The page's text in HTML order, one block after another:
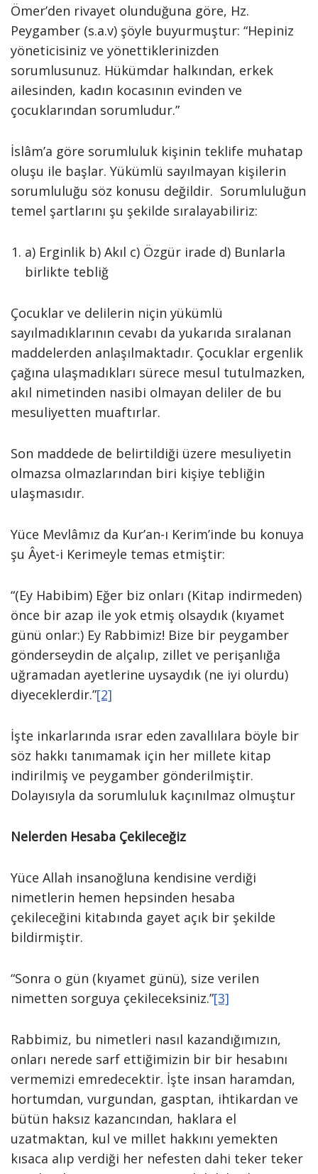
Ömer’den rivayet olunduğuna göre, Hz.
Peygamber (s.a.v) şöyle buyurmuştur: “Hepiniz
yöneticisiniz ve yönettiklerinizden
sorumlusunuz. Hükümdar halkından, erkek
ailesinden, kadın kocasının evinden ve
çocuklarından sorumludur.”
İslâm’a göre sorumluluk kişinin teklife muhatap
oluşu ile başlar. Yükümlü sayılmayan kişilerin
sorumluluğu söz konusu değildir. Sorumluluğun
temel şartlarını şu şekilde sıralayabiliriz:
a) Erginlik b) Akıl c) Özgür irade d) Bunlarla
birlikte tebliğ
Çocuklar ve delilerin niçin yükümlü
sayılmadıklarının cevabı da yukarıda sıralanan
maddelerden anlaşılmaktadır. Çocuklar ergenlik
çağına ulaşmadıkları sürece mesul tutulmazken,
akıl nimetinden nasibi olmayan deliler de bu
mesuliyetten muaftırlar.
Son maddede de belirtildiği üzere mesuliyetin
olmazsa olmazlarından biri kişiye tebliğin
ulaşmasıdır.
Yüce Mevlâmız da Kur’an-ı Kerim’inde bu konuya
şu Âyet-i Kerimeyle temas etmiştir:
“(Ey Habibim) Eğer biz onları (Kitap indirmeden)
önce bir azap ile yok etmiş olsaydık (kıyamet
günü onlar:) Ey Rabbimiz! Bize bir peygamber
gönderseydin de alçalıp, zillet ve perişanlığa
uğramadan ayetlerine uysaydık (ne iyi olurdu)
diyeceklerdir.”[2]
İşte inkarlarında ısrar eden zavallılara böyle bir
söz hakkı tanımamak için her millete kitap
indirilmiş ve peygamber gönderilmiştir.
Dolayısıyla da sorumluluk kaçınılmaz olmuştur
Nelerden Hesaba Çekileceğiz
Yüce Allah insanoğluna kendisine verdiği
nimetlerin hemen hepsinden hesaba
çekileceğini kitabında gayet açık bir şekilde
bildirmiştir.
“Sonra o gün (kıyamet günü), size verilen
nimetten sorguya çekileceksiniz.”[3]
Rabbimiz, bu nimetleri nasıl kazandığımızın,
onları nerede sarf ettiğimizin bir bir hesabını
vermemizi emredecektir. İşte insan haramdan,
hortumdan, vurgundan, gasptan, ihtikardan ve
bütün haksız kazancından, haklara el
uzatmaktan, kul ve millet hakkını yemekten
kısaca alıp verdiği her nefesten dahi teker teker